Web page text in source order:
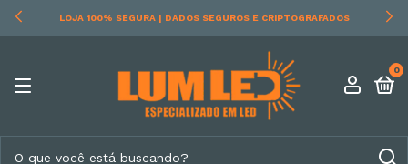
RECEBA EM CASA | ENVIAMOS PARA TODO O BRASIL
0